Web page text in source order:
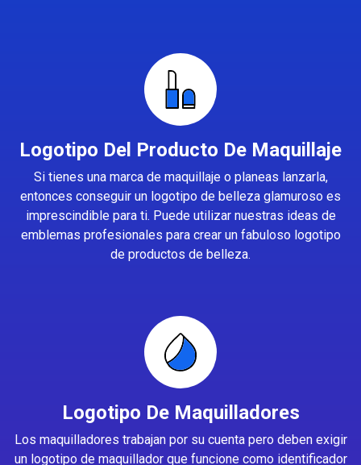
Logotipo Del Producto De Maquillaje
Si tienes una marca de maquillaje o planeas lanzarla,
entonces conseguir un logotipo de belleza glamuroso es
imprescindible para ti. Puede utilizar nuestras ideas de
emblemas profesionales para crear un fabuloso logotipo
de productos de belleza.
Logotipo De Maquilladores
Los maquilladores trabajan por su cuenta pero deben exigir
un logotipo de maquillador que funcione como identificador